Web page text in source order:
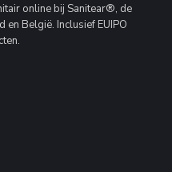
online bij Sanitear®, de
België. Inclusief EUIPO